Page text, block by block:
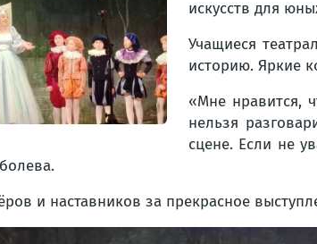
искусств для
Учащиеся
историю. Яркие
«Мне нравится,
нельзя
сцене. Если не
и наставников за прекрасное